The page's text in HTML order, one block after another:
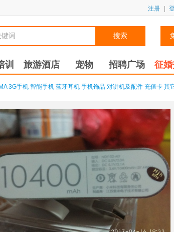
注册
搜索
训 旅游酒店 宠物 招聘广场 征
3G手机 智能手机 蓝牙耳机 手机饰品 对讲机及配件 充值卡 其